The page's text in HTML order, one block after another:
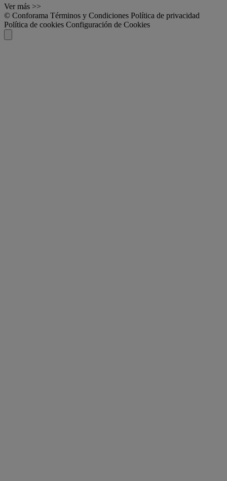
Ver más >>
© Conforama Términos y Condiciones Política de privacidad
Política de cookies Configuración de Cookies